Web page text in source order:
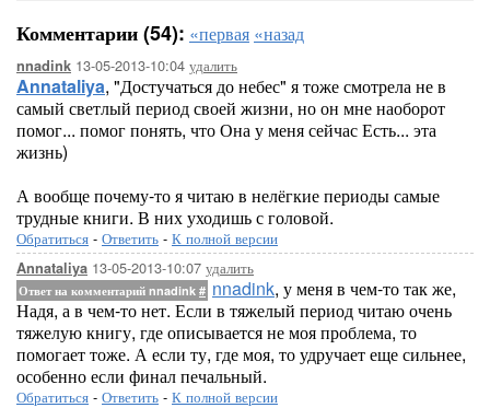
Комментарии (54): «первая «назад
nnadink 13-05-2013-10:04 удалить
Annataliya, "Достучаться до небес" я тоже смотрела не в
самый светлый период своей жизни, но он мне наоборот
помог... помог понять, что Она у меня сейчас Есть... эта
жизнь)
А вообще почему-то я читаю в нелёгкие периоды самые
трудные книги. В них уходишь с головой.
Обратиться - Ответить - К полной версии
Annataliya 13-05-2013-10:07 удалить
Ответ на комментарий nnadink # nnadink, у меня в чем-то так же,
Надя, а в чем-то нет. Если в тяжелый период читаю очень
тяжелую книгу, где описывается не моя проблема, то
помогает тоже. А если ту, где моя, то удручает еще сильнее,
особенно если финал печальный.
Обратиться - Ответить - К полной версии